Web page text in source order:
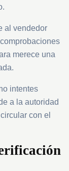
al vendedor
merece una
intentes
a la autoridad
con el